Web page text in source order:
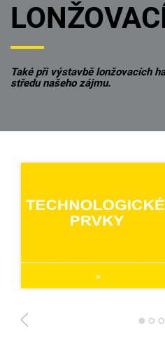
Také při výstavbě lonžovacích
středu našeho zájmu.
»
1 2 3